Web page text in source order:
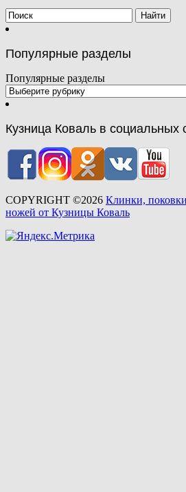
Популярные разделы
Популярные разделы
Кузница Коваль в социальных
COPYRIGHT ©2026 Клинки,
ножей от Кузницы Коваль